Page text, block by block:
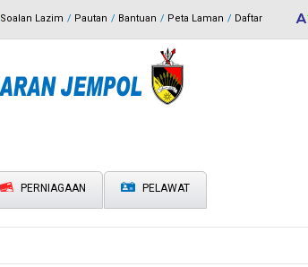
Soalan Lazim Pautan Bantuan Peta Laman Daftar
PERNIAGAAN PELAWAT